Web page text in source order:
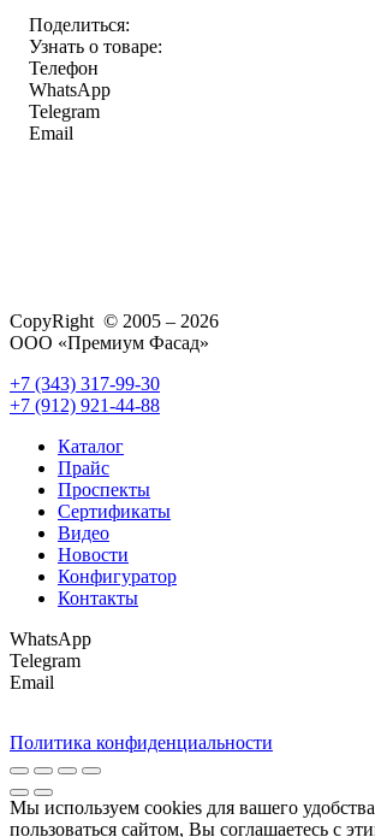
Поделиться:
Узнать о товаре:
Телефон
WhatsApp
Telegram
Email
CopyRight © 2005 – 2026
ООО «Премиум Фасад»
+7 (343) 317-99-30
+7 (912) 921-44-88
Каталог
Прайс
Проспекты
Сертификаты
Видео
Новости
Конфигуратор
Контакты
WhatsApp
Telegram
Email
Политика конфиденциальности
Мы используем cookies для вашего
пользоваться сайтом, Вы соглашаетесь с